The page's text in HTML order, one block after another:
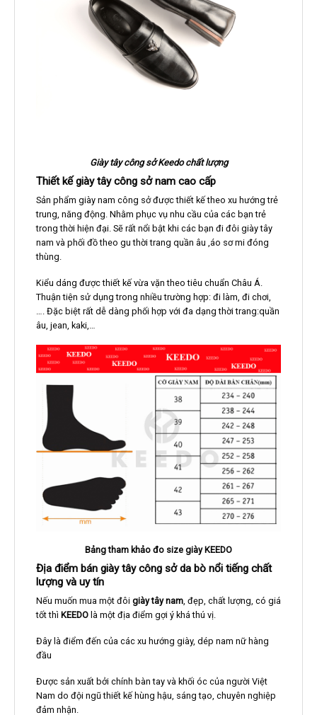
Giày tây công sở Keedo chất lượng
Thiết kế giày tây công sở nam cao cấp
Sản phẩm giày nam công sở được thiết kế theo xu hướng trẻ
trung, năng động. Nhằm phục vụ nhu cầu của các bạn trẻ
trong thời hiện đại. Sẽ rất nổi bật khi các bạn đi đôi giày tây
nam và phối đồ theo gu thời trang quần âu ,áo sơ mi đóng
thùng.
Kiểu dáng được thiết kế vừa vặn theo tiêu chuẩn Châu Á.
Thuận tiện sử dụng trong nhiều trường hợp: đi làm, đi chơi,
…. Đặc biệt rất dễ dàng phối hợp với đa dạng thời trang:quần
âu, jean, kaki,…
Bảng tham khảo đo size giày KEEDO
Địa điểm bán giày tây công sở da bò nổi tiếng chất
lượng và uy tín
Nếu muốn mua một đôi giày tây nam, đẹp, chất lượng, có giá
tốt thì KEEDOlà một địa điểm gợi ý khá thú vị.
Đây là điểm đến của các xu hướng giày, dép nam nữ hàng
đầu
Được sản xuất bởi chính bàn tay và khối óc của người Việt
Nam do đội ngũ thiết kế hùng hậu, sáng tạo, chuyên nghiệp
đảm nhận.